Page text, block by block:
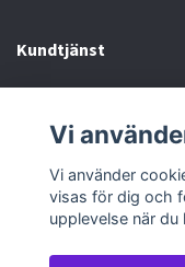
Kundtjänst
Sociala medier
Vi
Vi använder
visas för dig och
upplevelse när